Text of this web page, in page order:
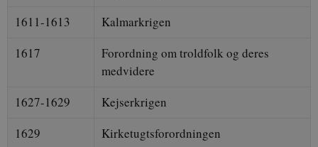
1611-1613
Kalmarkrigen
1617
Forordning om troldfolk og deres
medvidere
1627-1629
Kejserkrigen
1629
Kirketugtsforordningen